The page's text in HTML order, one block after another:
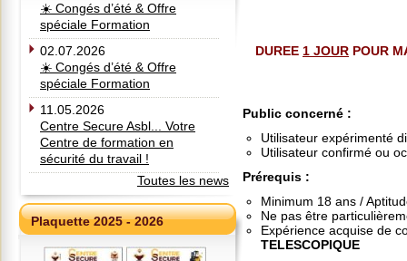
☀️ Congés d’été & Offre
spéciale Formation
02.07.2026
☀️ Congés d’été & Offre
spéciale Formation
11.05.2026
Centre Secure Asbl... Votre
Centre de formation en
sécurité du travail !
Toutes les news
Plaquette 2025 - 2026
DUREE 1 JOUR POUR
Public concerné :
Utilisateur expérimenté
Utilisateur confirmé ou
Prérequis :
Minimum 18 ans /
Ne pas être
Expérience acquise de
TELESCOPIQUE